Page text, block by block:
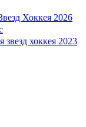
Хоккея 2026
хоккея 2023